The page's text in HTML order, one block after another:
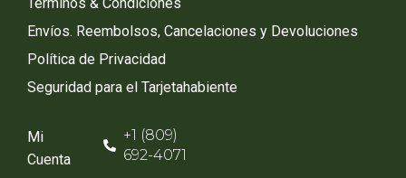
Envíos. Reembolsos, Cancelaciones y Devoluciones
Política de Privacidad
Seguridad para el Tarjetahabiente
Mi
Cuenta
+1 (809)
692-4071